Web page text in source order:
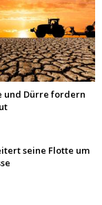
und Dürre fordern
seine Flotte um